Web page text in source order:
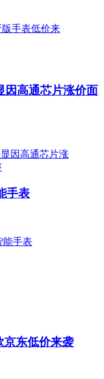
因高通芯片涨价面
手表
京东低价来袭